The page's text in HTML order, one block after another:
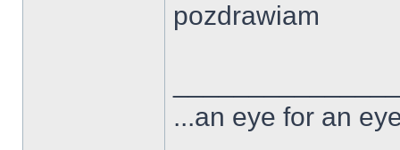
pozdrawiam
...an eye for an